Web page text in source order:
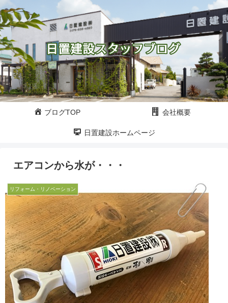
ブログTOP 会社概要
日置建設ホームページ
エアコンから水が・・・
リフォーム・リノベーション